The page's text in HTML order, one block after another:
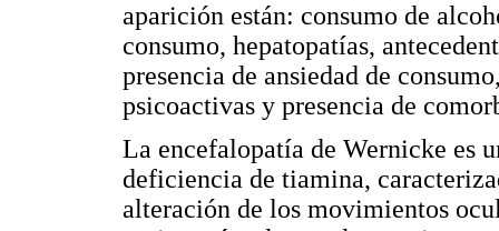
aparición están: consumo de
consumo, hepatopatías,
presencia de ansiedad de
psicoactivas y presencia de
La encefalopatía de Wernicke es
deficiencia de tiamina,
alteración de los movimientos